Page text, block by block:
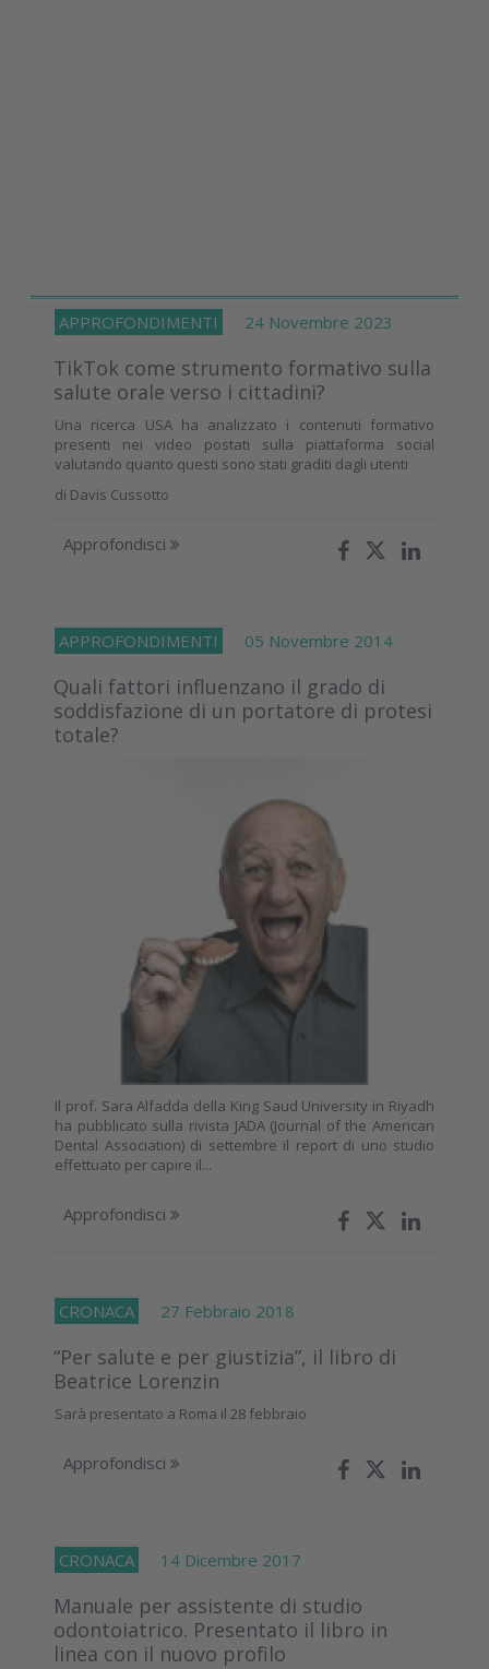
APPROFONDIMENTI 24 Novembre 2023
TikTok come strumento formativo sulla
salute orale verso i cittadini?
Una ricerca USA ha analizzato i contenuti formativo
presenti nei video postati sulla piattaforma social
valutando quanto questi sono stati graditi dagli utenti
di Davis Cussotto
Approfondisci
APPROFONDIMENTI 05 Novembre 2014
Quali fattori influenzano il grado di
soddisfazione di un portatore di protesi
totale?
Il prof. Sara Alfadda della King Saud University in Riyadh
ha pubblicato sulla rivista JADA (Journal of the American
Dental Association) di settembre il report di uno studio
effettuato per capire il...
Approfondisci
CRONACA 27 Febbraio 2018
“Per salute e per giustizia”, il libro di
Beatrice Lorenzin
Sarà presentato a Roma il 28 febbraio
Approfondisci
CRONACA 14 Dicembre 2017
Manuale per assistente di studio
odontoiatrico. Presentato il libro in
linea con il nuovo profilo